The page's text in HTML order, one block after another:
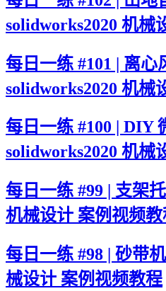
solidworks2020 机械
每日一练 #101 | 离心
solidworks2020 机械
每日一练 #100 | DIY
solidworks2020 机械
每日一练 #99 | 支架
机械设计 案例视频教
每日一练 #98 | 砂带
械设计 案例视频教程